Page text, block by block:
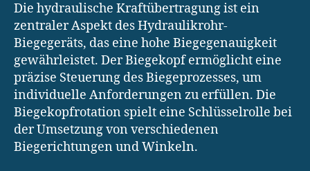
Die hydraulische Kraftübertragung ist ein
zentraler Aspekt des Hydraulikrohr-
Biegegeräts, das eine hohe Biegegenauigkeit
gewährleistet. Der Biegekopf ermöglicht eine
präzise Steuerung des Biegeprozesses, um
individuelle Anforderungen zu erfüllen. Die
Biegekopfrotation spielt eine Schlüsselrolle bei
der Umsetzung von verschiedenen
Biegerichtungen und Winkeln.